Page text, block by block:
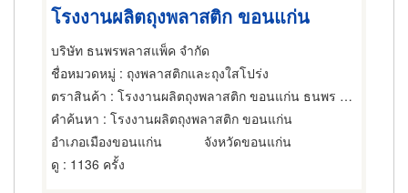
โรงงานผลิตถุงพลาสติก ขอนแก่น
บริษัท ธนพรพลาสแพ็ค จำกัด
ชื่อหมวดหมู่ : ถุงพลาสติกและถุงใสโปร่ง
ตราสินค้า : โรงงานผลิตถุงพลาสติก ขอนแก่น ธนพร พลาสแพ็ค
คำค้นหา : โรงงานผลิตถุงพลาสติก ขอนแก่น
อำเภอเมืองขอนแก่น
จังหวัดขอนแก่น
ดู : 1136 ครั้ง